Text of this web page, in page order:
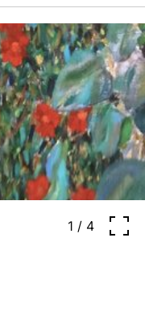
ru
11:00-21:00
11:00-22:00
1 / 4